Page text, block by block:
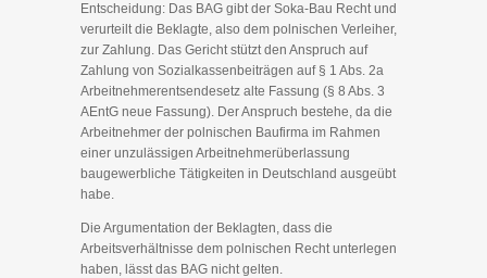
Entscheidung: Das BAG gibt der Soka-Bau Recht und
verurteilt die Beklagte, also dem polnischen Verleiher,
zur Zahlung. Das Gericht stützt den Anspruch auf
Zahlung von Sozialkassenbeiträgen auf § 1 Abs. 2a
Arbeitnehmerentsendesetz alte Fassung (§ 8 Abs. 3
AEntG neue Fassung). Der Anspruch bestehe, da die
Arbeitnehmer der polnischen Baufirma im Rahmen
einer unzulässigen Arbeitnehmerüberlassung
baugewerbliche Tätigkeiten in Deutschland ausgeübt
habe.
Die Argumentation der Beklagten, dass die
Arbeitsverhältnisse dem polnischen Recht unterlegen
haben, lässt das BAG nicht gelten.